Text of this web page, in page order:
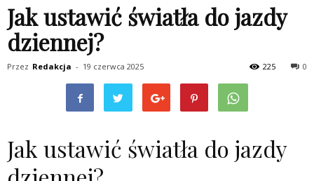
Jak ustawić światła do jazdy
dziennej?
Przez Redakcja - 19 czerwca 2025 0
225
Jak ustawić światła do jazdy